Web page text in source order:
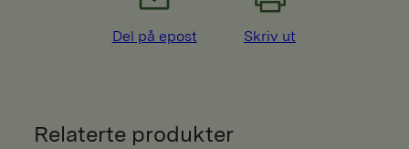
Del på epost Skriv ut
Relaterte produkter